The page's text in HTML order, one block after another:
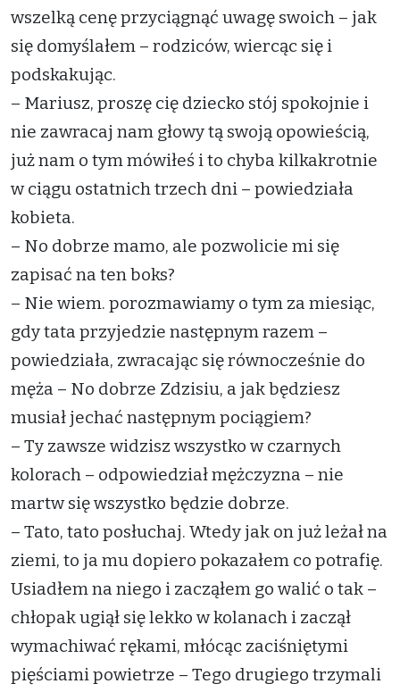
wszelką cenę przyciągnąć uwagę swoich – jak
się domyślałem – rodziców, wiercąc się i
podskakując.
– Mariusz, proszę cię dziecko stój spokojnie i
nie zawracaj nam głowy tą swoją opowieścią,
już nam o tym mówiłeś i to chyba kilkakrotnie
w ciągu ostatnich trzech dni – powiedziała
kobieta.
– No dobrze mamo, ale pozwolicie mi się
zapisać na ten boks?
– Nie wiem. porozmawiamy o tym za miesiąc,
gdy tata przyjedzie następnym razem –
powiedziała, zwracając się równocześnie do
męża – No dobrze Zdzisiu, a jak będziesz
musiał jechać następnym pociągiem?
– Ty zawsze widzisz wszystko w czarnych
kolorach – odpowiedział mężczyzna – nie
martw się wszystko będzie dobrze.
– Tato, tato posłuchaj. Wtedy jak on już leżał na
ziemi, to ja mu dopiero pokazałem co potrafię.
Usiadłem na niego i zacząłem go walić o tak –
chłopak ugiął się lekko w kolanach i zaczął
wymachiwać rękami, młócąc zaciśniętymi
pięściami powietrze – Tego drugiego trzymali